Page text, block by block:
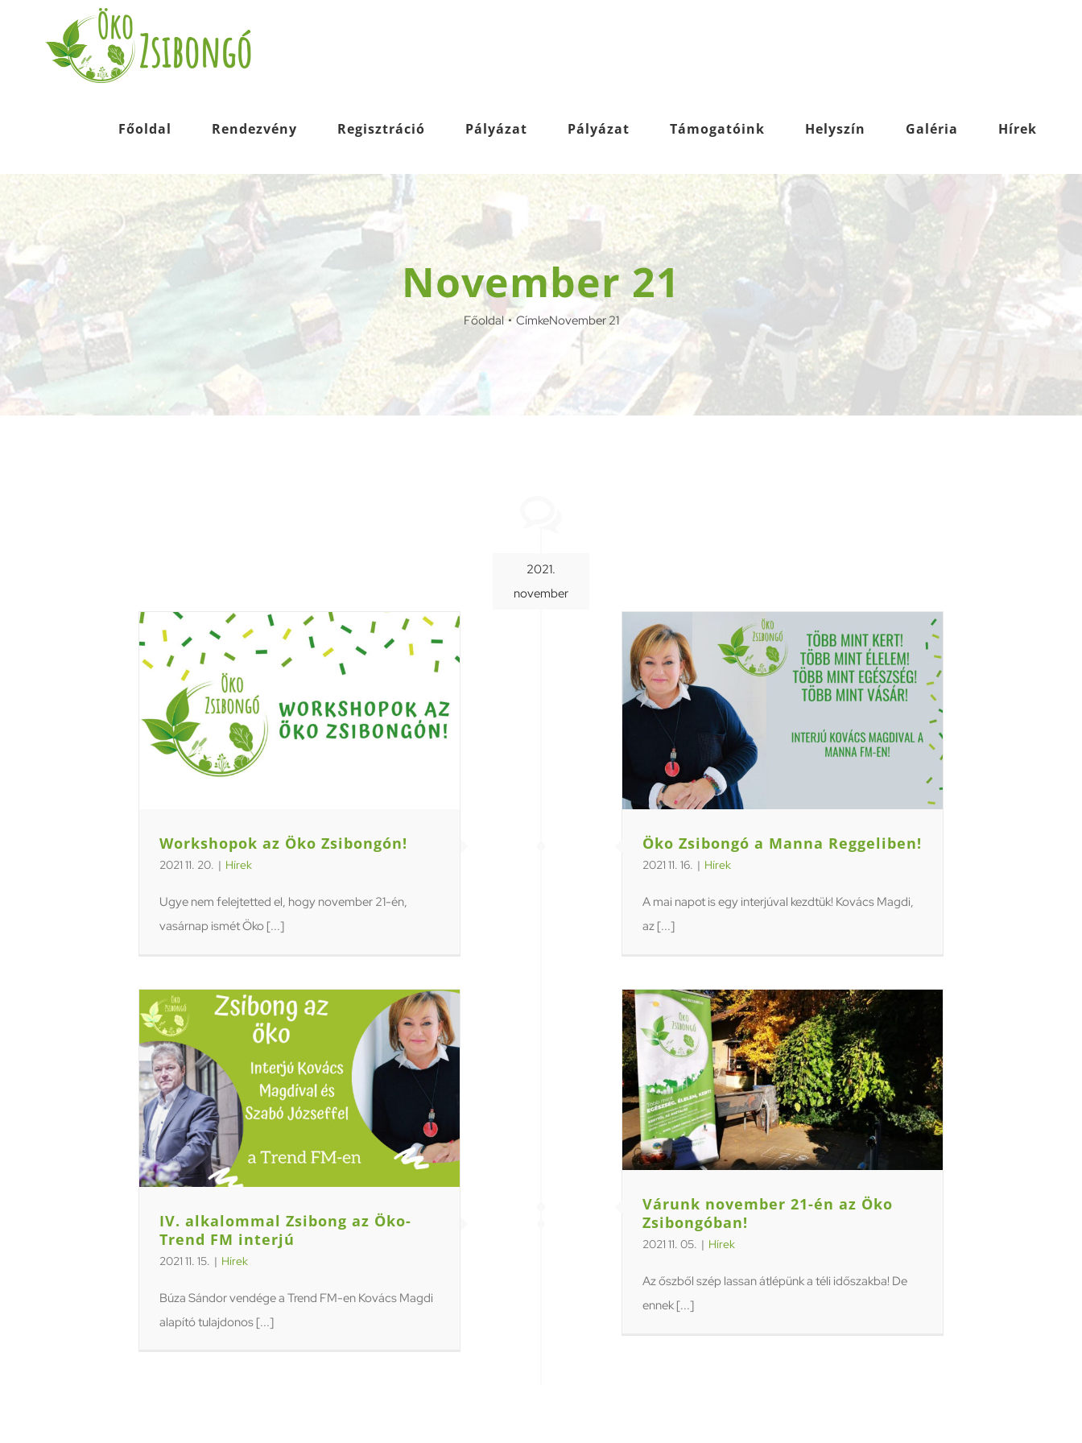
Főoldal Rendezvény Regisztráció Pályázat Pályázat Támogatóink Helyszín Galéria Hírek
November 21
Főoldal CímkeNovember 21
2021.
november
Workshopok az Öko Zsibongón!
2021 11. 20. | Hírek
Ugye nem felejtetted el, hogy november 21-én,
vasárnap ismét Öko [...]
Öko Zsibongó a Manna Reggeliben!
2021 11. 16. | Hírek
A mai napot is egy interjúval kezdtük! Kovács Magdi,
az [...]
IV. alkalommal Zsibong az Öko-
Trend FM interjú
2021 11. 15. | Hírek
Búza Sándor vendége a Trend FM-en Kovács Magdi
alapító tulajdonos [...]
Várunk november 21-én az Öko
Zsibongóban!
2021 11. 05. | Hírek
Az őszből szép lassan átlépünk a téli időszakba! De
ennek [...]